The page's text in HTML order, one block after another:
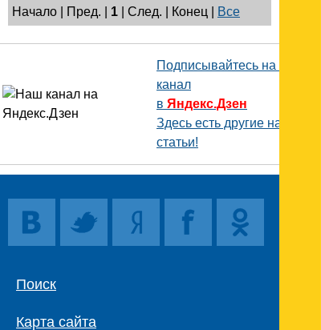
Начало | Пред. | 1 | След. | Конец Все
Подписывайтесь на наш
канал
в Яндекс.Дзен
Здесь есть другие наши
статьи!
Поиск
Карта сайта